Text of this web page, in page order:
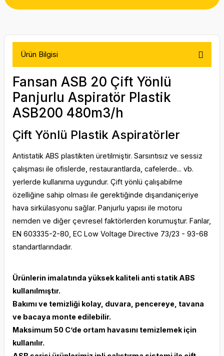
Ürün Bilgisi
Fansan ASB 20 Çift Yönlü
Panjurlu Aspiratör Plastik
ASB200 480m3/h
Çift Yönlü Plastik Aspiratörler
Antistatik ABS plastikten üretilmiştir. Sarsıntısız ve sessiz
çalışması ile ofislerde, restaurantlarda, cafelerde... vb.
yerlerde kullanıma uygundur. Çift yönlü çalışabilme
özelliğine sahip olması ile gerektiğinde dışarıdaniçeriye
hava sirkülasyonu sağlar. Panjurlu yapısı ile motoru
nemden ve diğer çevresel faktörlerden korumuştur. Fanlar,
EN 603335-2-80, EC Low Voltage Directive 73/23 - 93-68
standartlarındadır.
Ürünlerin imalatında yüksek kaliteli anti statik ABS
kullanılmıştır.
Bakımı ve temizliği kolay, duvara, pencereye, tavana
ve bacaya monte edilebilir.
Maksimum 50 C’de ortam havasını temizlemek için
kullanılır.